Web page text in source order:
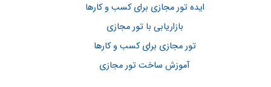
ایده تور مجازی برای کسب و کارها
بازاریابی با تور مجازی
تور مجازی برای کسب و کار‌ها
آموزش ساخت تور مجازی